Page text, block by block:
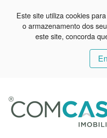
Este site utiliza cookies
o armazenamento dos
este site, concorda